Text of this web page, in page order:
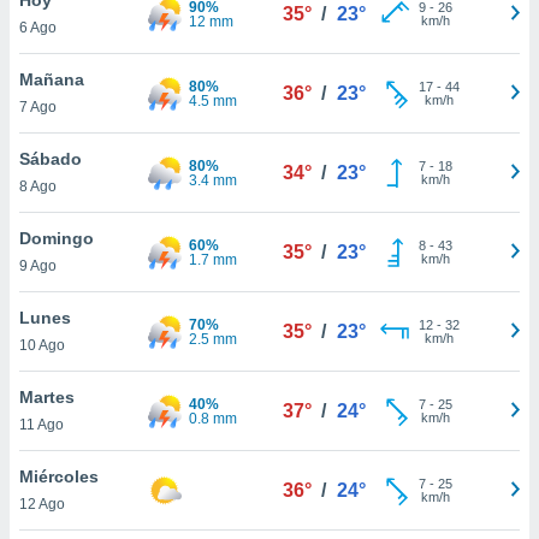
y
en
más
de
6 Ago
90%
12 mm
35° / 23° 9- 26
km/h
Mañana
7 Ago
80%
4.5 mm
36° / 23° 17- 44
km/h
Sábado
8 Ago
80%
3.4 mm
34° / 23° 7- 18
km/h
Domingo
9 Ago
60%
1.7 mm
35° / 23° 8- 43
km/h
Lunes
10 Ago
70%
2.5 mm
35° / 23° 12- 32
km/h
Martes
11 Ago
40%
0.8 mm
37° / 24° 7- 25
km/h
Miércoles
12 Ago
36° / 24° 7- 25
km/h